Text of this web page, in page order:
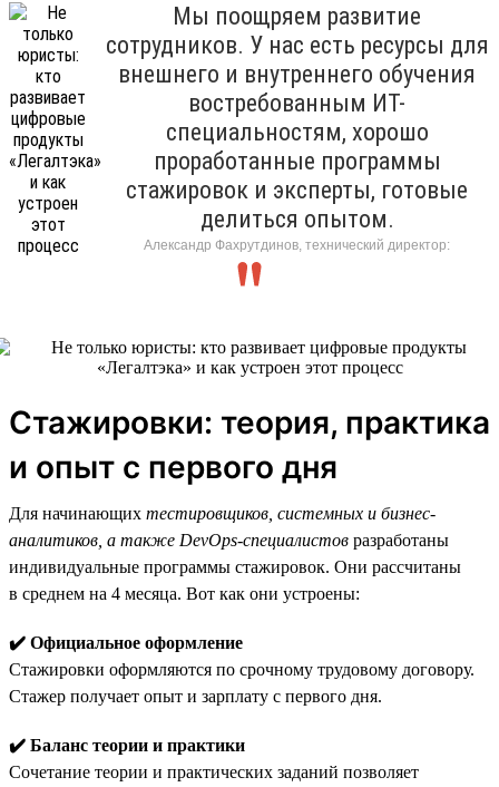
Мы поощряем развитие
сотрудников. У нас есть ресурсы для
внешнего и внутреннего обучения
востребованным ИТ-
специальностям, хорошо
проработанные программы
стажировок и эксперты, готовые
делиться опытом.
Александр Фахрутдинов, технический директор:
Стажировки: теория, практика
и опыт с первого дня
Для начинающих тестировщиков, системных и бизнес-
аналитиков, а также DevOps-специалистов разработаны
индивидуальные программы стажировок. Они рассчитаны
в среднем на 4 месяца. Вот как они устроены:
✔️ Официальное оформление
Стажировки оформляются по срочному трудовому договору.
Стажер получает опыт и зарплату с первого дня.
✔️ Баланс теории и практики
Сочетание теории и практических заданий позволяет